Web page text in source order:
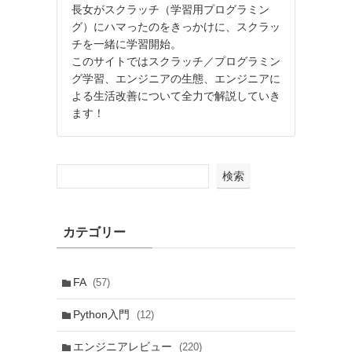
長女がスクラッチ（学習用プログラミン
グ）にハマったのをきっかけに、スクラッ
チを一緒に学習開始。
このサイトではスクラッチ／プログラミン
グ学習、エンジニアの生態、エンジニアに
よる生活改善について全力で解説していき
ます！
検索
カテゴリー
FA (57)
Python入門 (12)
エンジニアレビュー (220)